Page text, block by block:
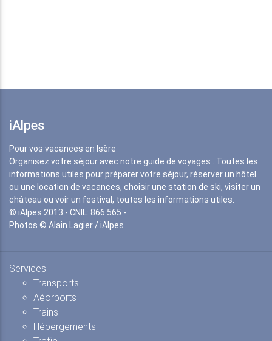
iAlpes
Pour vos vacances en Isère
Organisez votre séjour avec notre guide de voyages . Toutes les
informations utiles pour préparer votre séjour, réserver un hôtel
ou une location de vacances, choisir une station de ski, visiter un
château ou voir un festival, toutes les informations utiles.
© iAlpes 2013 - CNIL: 866 565 -
Photos © Alain Lagier / iAlpes
Services
Transports
Aéorports
Trains
Hébergements